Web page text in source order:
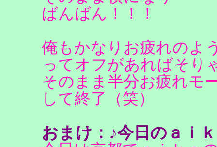
ばんばん！！！
俺もかなりお疲れのよ
ってオフがあればそり
そのまま半分お疲れモ
して終了（笑）
おまけ：♪今日のａｉ